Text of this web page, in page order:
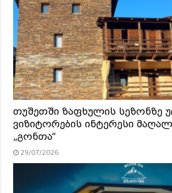
თუშეთში ზაფხულის სეზონზე
ვიზიტორების ინტერესი
„გონთა“
29/07/2026